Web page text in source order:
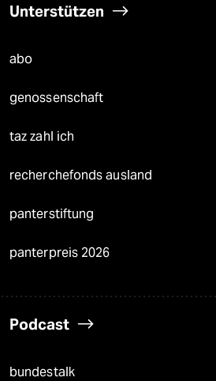
Unterstützen
abo
genossenschaft
taz zahl ich
recherchefonds ausland
panterstiftung
panterpreis 2026
Podcast
bundestalk